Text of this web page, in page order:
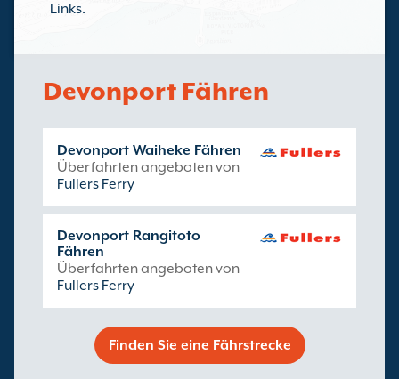
Links.
Devonport Fähren
Devonport Waiheke Fähren
Überfahrten angeboten von
Fullers Ferry
Devonport Rangitoto
Fähren
Überfahrten angeboten von
Fullers Ferry
Finden Sie eine Fährstrecke